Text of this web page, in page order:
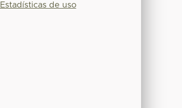
Estadísticas de uso